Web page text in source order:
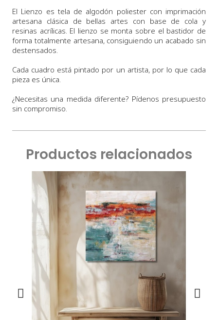
El Lienzo es tela de algodón poliester con imprimación
artesana clásica de bellas artes con base de cola y
resinas acrílicas. El lienzo se monta sobre el bastidor de
forma totalmente artesana, consiguiendo un acabado sin
destensados.
Cada cuadro está pintado por un artista, por lo que cada
pieza es única.
¿Necesitas una medida diferente? Pídenos presupuesto
sin compromiso.
Productos relacionados